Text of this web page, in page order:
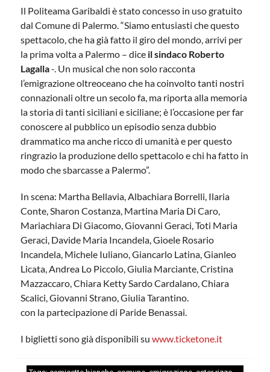
Il Politeama Garibaldi è stato concesso in uso gratuito
dal Comune di Palermo. “Siamo entusiasti che questo
spettacolo, che ha già fatto il giro del mondo, arrivi per
la prima volta a Palermo – dice il sindaco Roberto
Lagalla-. Un musical che non solo racconta
l’emigrazione oltreoceano che ha coinvolto tanti nostri
connazionali oltre un secolo fa, ma riporta alla memoria
la storia di tanti siciliani e siciliane; è l’occasione per far
conoscere al pubblico un episodio senza dubbio
drammatico ma anche ricco di umanità e per questo
ringrazio la produzione dello spettacolo e chi ha fatto in
modo che sbarcasse a Palermo”.
In scena: Martha Bellavia, Albachiara Borrelli, Ilaria
Conte, Sharon Costanza, Martina Maria Di Caro,
Mariachiara Di Giacomo, Giovanni Geraci, Toti Maria
Geraci, Davide Maria Incandela, Gioele Rosario
Incandela, Michele Iuliano, Giancarlo Latina, Gianleo
Licata, Andrea Lo Piccolo, Giulia Marciante, Cristina
Mazzaccaro, Chiara Ketty Sardo Cardalano, Chiara
Scalici, Giovanni Strano, Giulia Tarantino.
con la partecipazione di Paride Benassai.
I biglietti sono già disponibili suwww.ticketone.it